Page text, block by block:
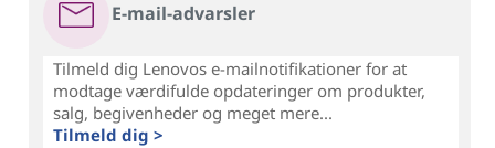
E-mail-advarsler
Tilmeld dig Lenovos e-mailnotifikationer for at
modtage værdifulde opdateringer om produkter,
salg, begivenheder og meget mere...
Tilmeld dig >